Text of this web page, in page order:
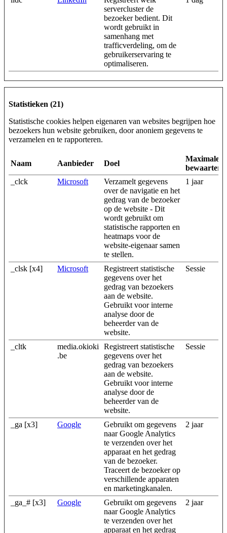
servercluster de
bezoeker bedient. Dit
wordt gebruikt in
samenhang met
trafficverdeling, om de
gebruikerservaring te
optimaliseren.
Statistieken (21)
Statistische cookies helpen eigenaren van websites begrijpen hoe
bezoekers hun website gebruiken, door anoniem gegevens te
verzamelen en te rapporteren.
Naam Aanbieder Doel
Maximale
_clck
Microsoft
Verzamelt gegevens
over de navigatie en het
gedrag van de bezoeker
op de website - Dit
wordt gebruikt om
statistische rapporten en
heatmaps voor de
website-eigenaar samen
te stellen.
1 jaar
_clsk [x4] Microsoft
Registreert statistische
gegevens over het
gedrag van bezoekers
aan de website.
Gebruikt voor interne
analyse door de
beheerder van de
website.
Sessie
_cltk
media.okioki
.be
Registreert statistische
gegevens over het
gedrag van bezoekers
aan de website.
Gebruikt voor interne
analyse door de
beheerder van de
website.
Sessie
_ga [x3] Google
Gebruikt om gegevens
naar Google Analytics
te verzenden over het
apparaat en het gedrag
van de bezoeker.
Traceert de bezoeker op
verschillende apparaten
en marketingkanalen.
2 jaar
_ga_# [x3] Google
Gebruikt om gegevens
naar Google Analytics
te verzenden over het
apparaat en het gedrag
2 jaar